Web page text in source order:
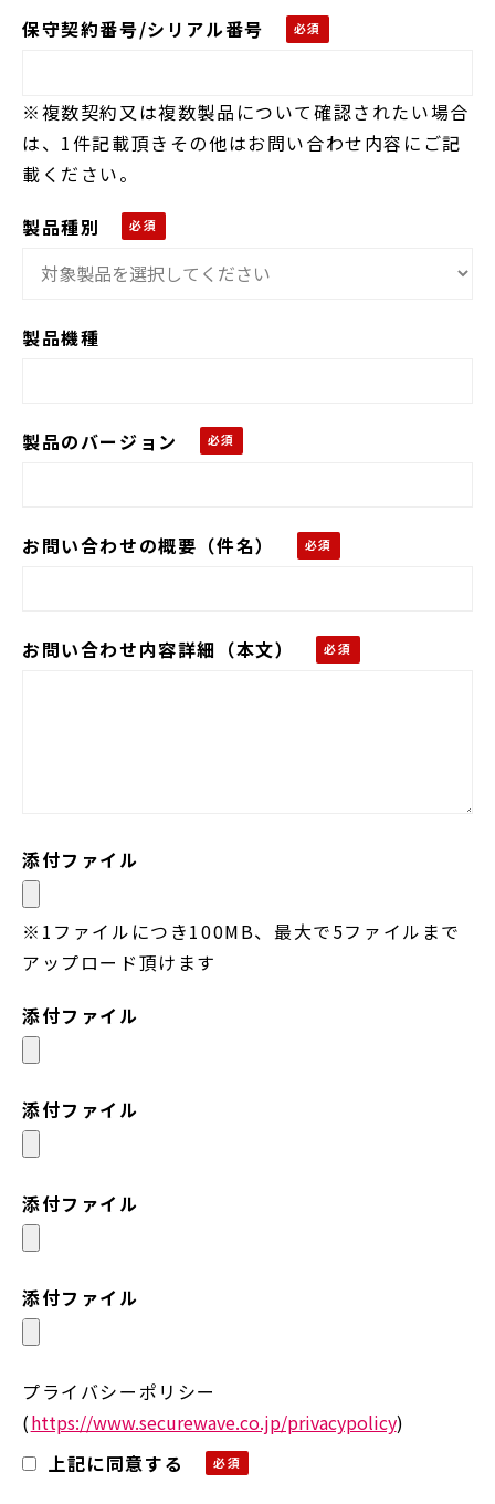
保守契約番号/シリアル番号
※複数契約又は複数製品について確認されたい場合
は、1件記載頂きその他はお問い合わせ内容にご記
載ください。
製品種別
製品機種
製品のバージョン
お問い合わせの概要（件名）
お問い合わせ内容詳細（本文）
添付ファイル
※1ファイルにつき100MB、最大で5ファイルまで
アップロード頂けます
添付ファイル
添付ファイル
添付ファイル
添付ファイル
プライバシーポリシー
(https://www.securewave.co.jp/privacypolicy)
上記に同意する